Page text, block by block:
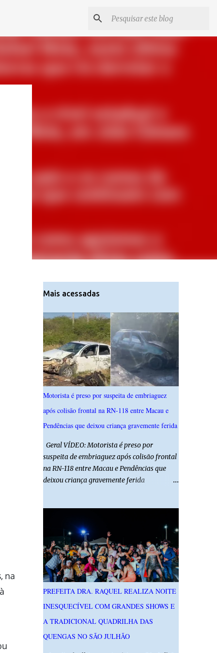
na
Mais acessadas
Motorista é preso por suspeita de embriaguez
após colisão frontal na RN-118 entre Macau e
Pendências que deixou criança gravemente ferida
Geral VÍDEO: Motorista é preso por
suspeita de embriaguez após colisão frontal
na RN-118 entre Macau e Pendências que
deixou criança gravemente ferida
embriagado após um acidente que deixou
uma criança de 11 anos gravemente ferida
na manhã deste sábado (1º), na RN-118,
entre Macau e Pendências. Segundo a Polícia
Militar, dois carros que seguiam em sentidos
opostos bateram de frente. Um dos
condutores apresentava sinais de
embriaguez, foi levado ao Hospital Regional
Tarcísio Maia, em Mossoró, e autuado em
flagrante. O exame pericial para confirmar a
presença de álcool no organismo está em
PREFEITA DRA. RAQUEL REALIZA NOITE
INESQUECÍVEL COM GRANDES SHOWS E
A TRADICIONAL QUADRILHA DAS
QUENGAS NO SÃO JULHÃO